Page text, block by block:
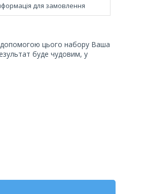
для замовлення
допомогою цього набору Ваша
буде чудовим, у